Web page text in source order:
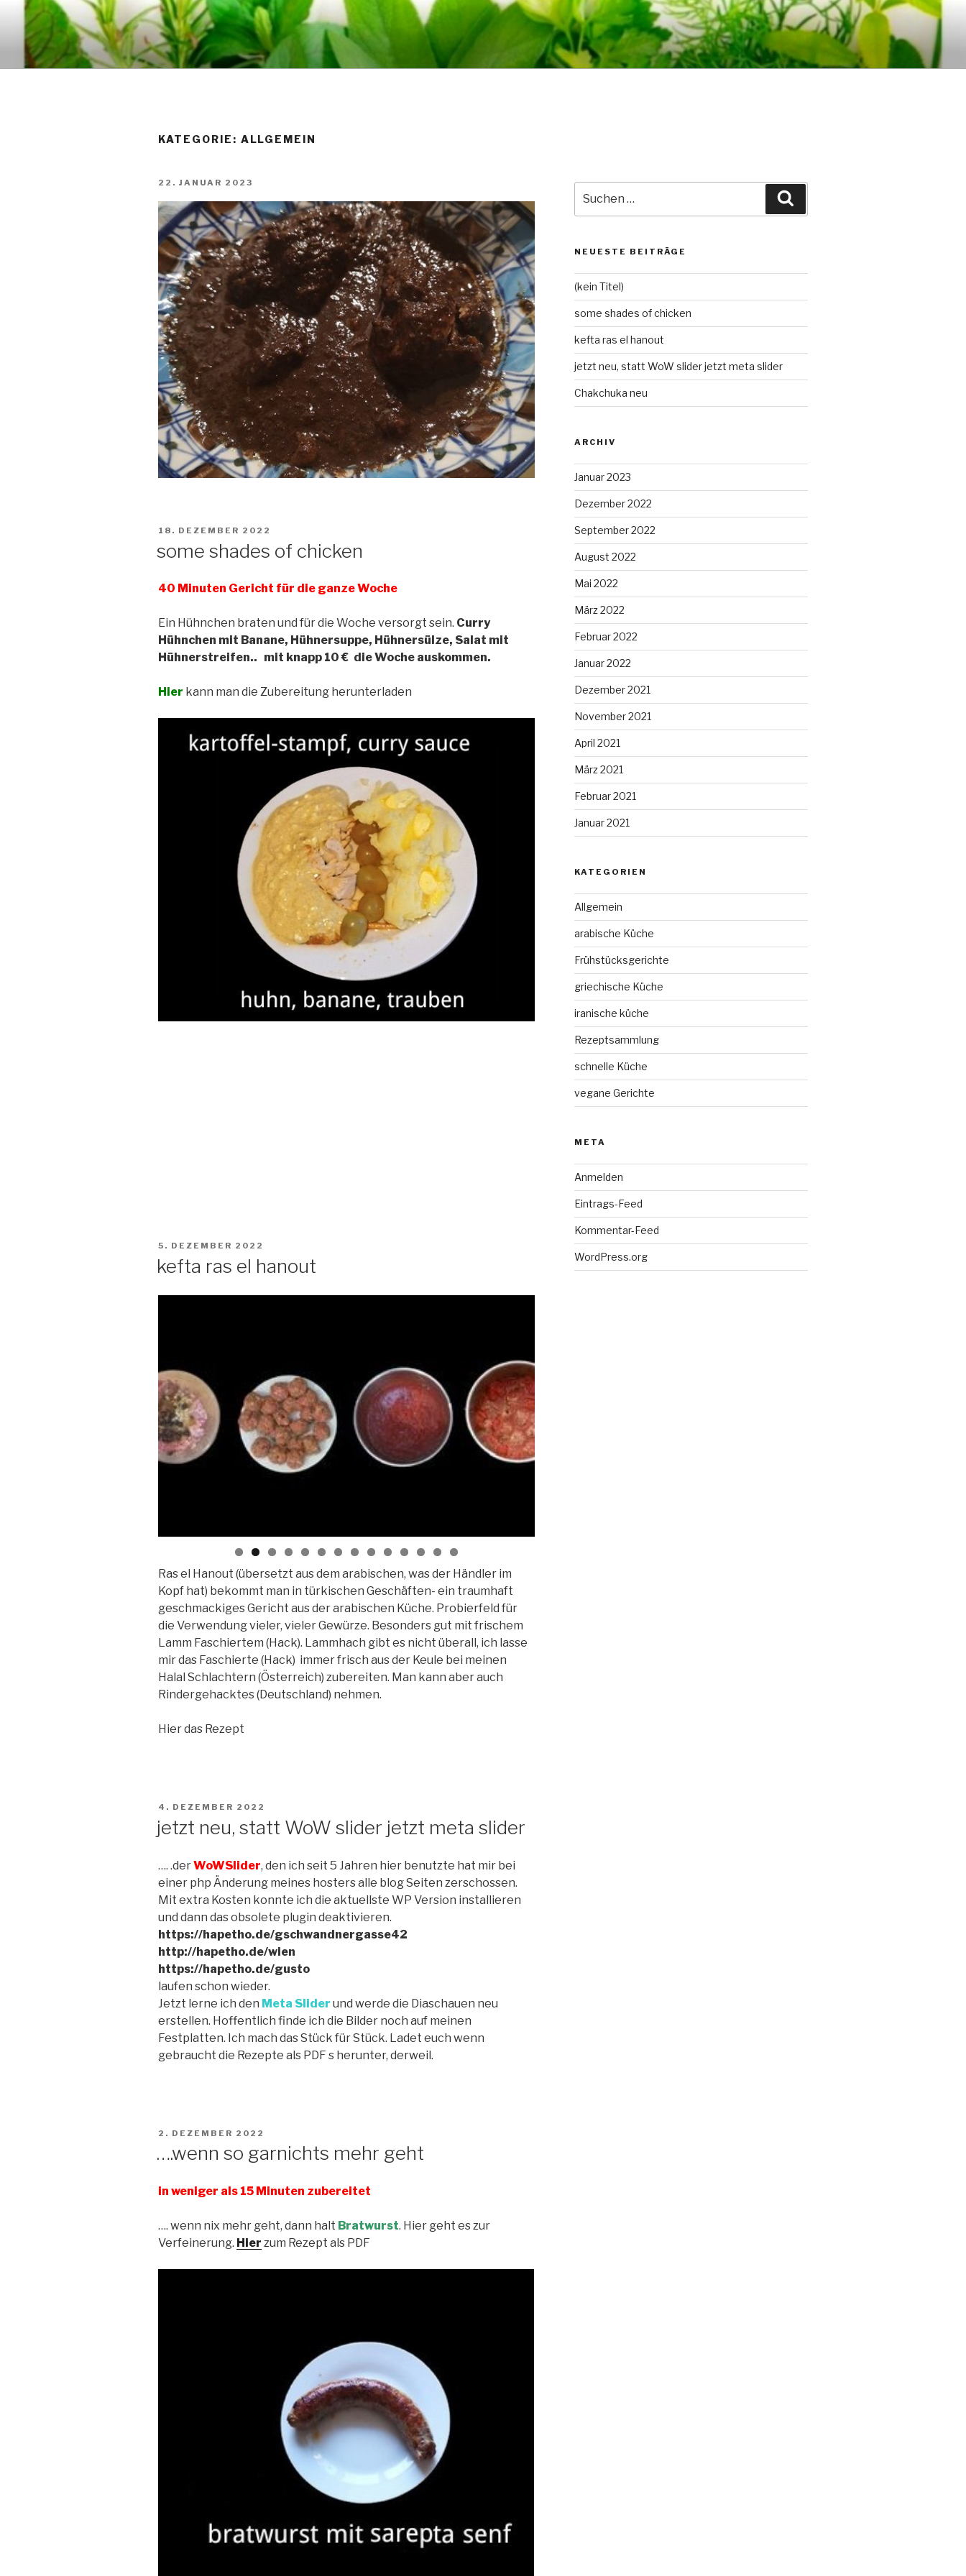
Inhalt
springen
GUSTO
KATEGORIE: ALLGEMEIN
VERÖFFENTLICHT
22. JANUAR 2023
VERÖFFENTLICHT
18. DEZEMBER 2022
some shades of chicken
40 Minuten Gericht für die ganze Woche
Ein Hühnchen braten und für die Woche versorgt sein. Curry
Hühnchen mit Banane, Hühnersuppe, Hühnersülze, Salat mit
Hühnerstreifen.. mit knapp 10 € die Woche auskommen.
Hier kann man die Zubereitung herunterladen
VERÖFFENTLICHT
5. DEZEMBER 2022
kefta ras el hanout
Ras el Hanout (übersetzt aus dem arabischen, was der Händler im
Kopf hat) bekommt man in türkischen Geschäften- ein traumhaft
geschmackiges Gericht aus der arabischen Küche. Probierfeld für
die Verwendung vieler, vieler Gewürze. Besonders gut mit frischem
Lamm Faschiertem (Hack). Lammhach gibt es nicht überall, ich lasse
mir das Faschierte (Hack) immer frisch aus der Keule bei meinen
Halal Schlachtern (Österreich) zubereiten. Man kann aber auch
Rindergehacktes (Deutschland) nehmen.
Hier das Rezept
VERÖFFENTLICHT
4. DEZEMBER 2022
jetzt neu, statt WoW slider jetzt meta slider
…. .derWoWSlider, den ich seit 5 Jahren hier benutzte hat mir bei
einer php Änderung meines hosters alle blog Seiten zerschossen.
Mit extra Kosten konnte ich die aktuellste WP Version installieren
und dann das obsolete plugin deaktivieren.
https://hapetho.de/gschwandnergasse42
http://hapetho.de/wien
https://hapetho.de/gusto
laufen schon wieder.
Jetzt lerne ich den Meta Slider und werde die Diaschauen neu
erstellen. Hoffentlich finde ich die Bilder noch auf meinen
Festplatten. Ich mach das Stück für Stück. Ladet euch wenn
gebraucht die Rezepte als PDF s herunter, derweil.
VERÖFFENTLICHT
2. DEZEMBER 2022
….wenn so garnichts mehr geht
in weniger als 15 Minuten zubereitet
…. wenn nix mehr geht, dann halt Bratwurst. Hier geht es zur
Verfeinerung. Hier zum Rezept als PDF
nach:
NEUESTE BEITRÄGE
(kein Titel)
some shades of chicken
kefta ras el hanout
jetzt neu, statt WoW slider jetzt meta slider
Chakchuka neu
ARCHIV
Januar 2023
Dezember 2022
September 2022
August 2022
Mai 2022
März 2022
Februar 2022
Januar 2022
Dezember 2021
November 2021
April 2021
März 2021
Februar 2021
Januar 2021
KATEGORIEN
Allgemein
arabische Küche
Frühstücksgerichte
griechische Küche
iranische küche
Rezeptsammlung
schnelle Küche
vegane Gerichte
META
Anmelden
Eintrags-Feed
Kommentar-Feed
WordPress.org